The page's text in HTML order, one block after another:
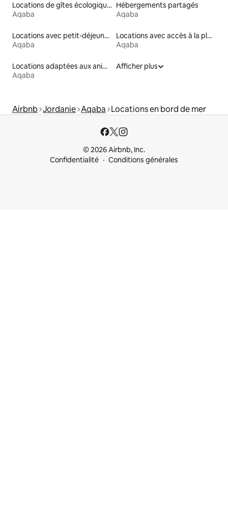
Locations de gîtes écologiques
Aqaba
Hébergements partagés
Aqaba
Locations avec petit-déjeuner
Aqaba
Locations avec accès à la plage
Aqaba
Locations adaptées aux animaux
Aqaba
Afficher plus
Airbnb Jordanie Aqaba Locations en bord de mer
© 2026 Airbnb, Inc.
Confidentialité
Conditions générales